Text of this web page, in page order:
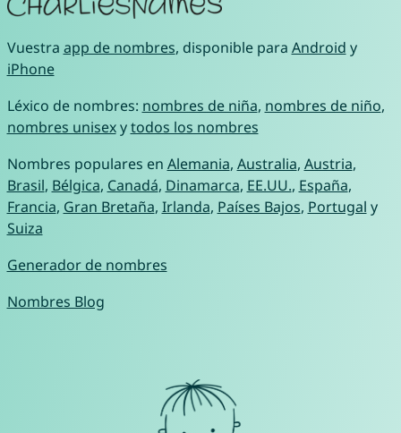
Vuestra app de nombres, disponible para Android y
iPhone
Léxico de nombres: nombres de niña, nombres de niño,
nombres unisexytodos los nombres
Nombres populares en Alemania, Australia, Austria,
Brasil, Bélgica, Canadá, Dinamarca, EE.UU., España,
Francia, Gran Bretaña, Irlanda, Países Bajos, Portugal y
Suiza
Generador de nombres
Nombres Blog